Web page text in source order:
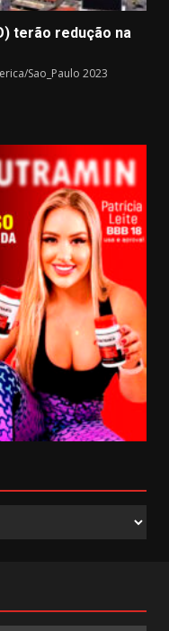
terão redução na
Sao_Paulo 2023